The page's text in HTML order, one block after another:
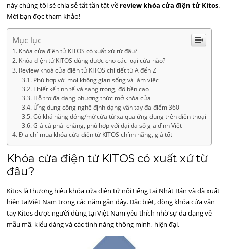
này chúng tôi sẽ chia sẻ tất tần tật về review khóa cửa điện tử Kitos.
Mời bạn đọc tham khảo!
Mục lục
Khóa cửa điện tử KITOS có xuất xứ từ đâu?
Khóa điện tử KITOS dùng được cho các loại cửa nào?
Review khoá cửa điện tử KITOS chi tiết từ A đến Z
Phù hợp với mọi không gian sống và làm việc
Thiết kế tinh tế và sang trọng, độ bền cao
Hỗ trợ đa dạng phương thức mở khóa cửa
Ứng dụng công nghệ định dạng vân tay đa điểm 360
Có khả năng đóng/mở cửa từ xa qua ứng dụng trên điện thoại
Giá cả phải chăng, phù hợp với đại đa số gia đình Việt
Địa chỉ mua khóa cửa điện tử KITOS chính hãng, giá tốt
Khóa cửa điện tử KITOS có xuất xứ từ
đâu?
Kitos là thương hiệu khóa cửa điện tử nổi tiếng tại Nhật Bản và đã xuất
hiện tạiViệt Nam trong các năm gần đây. Đặc biệt, dòng khóa cửa vân
tay Kitos được người dùng tại Việt Nam yêu thích nhờ sự đa dạng về
mẫu mã, kiểu dáng và các tính năng thông minh, hiện đại.